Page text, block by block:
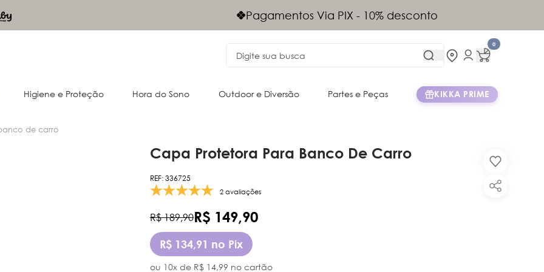
Via PIX - 10% desconto
Frete Grátis acima de R$899 (exceto Norte e
Nordeste)
0
Oportunidades
Passeio
Higiene e Proteção Hora do Sono Outdoor e Diversão Partes e Peças KIKKA PRIME
de carro
Capa Protetora Para Banco De Carro
REF: 336725
2 avaliações
R$ 189,90R$ 149,90
R$ 134,91 no Pix
ou 10x de R$ 14,99 no cartão